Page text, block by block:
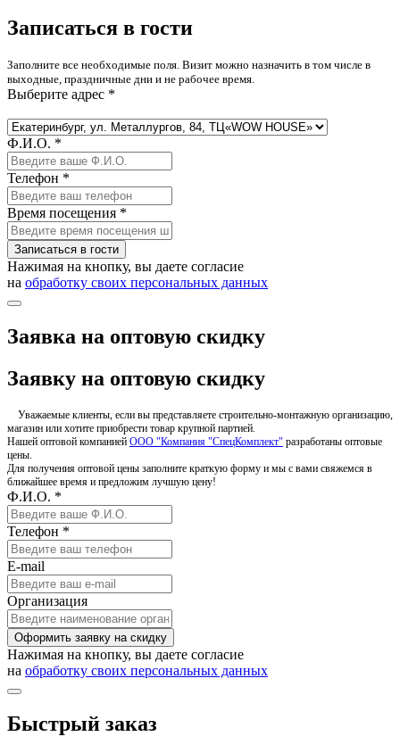
Записаться в гости
Заполните все необходимые поля. Визит можно назначить в том числе в
выходные, праздничные дни и не рабочее время.
Выберите адрес *
Ф.И.О. *
Телефон *
Время посещения *
Записаться в гости
Нажимая на кнопку, вы даете согласие
на обработку своих персональных данных
Заявка на оптовую скидку
Заявку на оптовую скидку
Уважаемые клиенты, если вы представляете строительно-монтажную организацию,
магазин или хотите приобрести товар крупной партией.
Нашей оптовой компанией ООО "Компания "СпецКомплект" разработаны оптовые
цены.
Для получения оптовой цены заполните краткую форму и мы с вами свяжемся в
ближайшее время и предложим лучшую цену!
Ф.И.О. *
Телефон *
E-mail
Организация
Оформить заявку на скидку
Нажимая на кнопку, вы даете согласие
на обработку своих персональных данных
Быстрый заказ